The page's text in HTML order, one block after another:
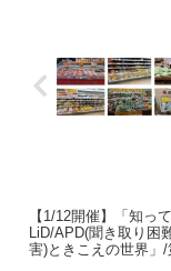
【1/12開催】「知っ
LiD/APD(聞き取り困
害)ときこえの世界」/